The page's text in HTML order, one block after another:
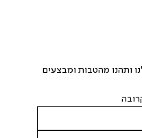
הצטרפו חינם למועדון הלקוחות שלנו ותהנו מהטבות ומבצעים